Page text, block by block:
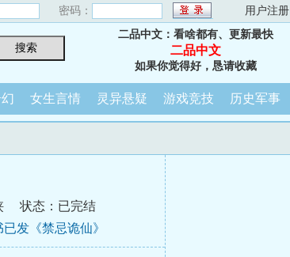
密码： 用户注册
二品中文：看啥都有、更新最快
二品中文
如果你觉得好，恳请收藏
女生言情 灵异悬疑 游戏竞技 历史军事
状态：已完结
已发《禁忌诡仙》